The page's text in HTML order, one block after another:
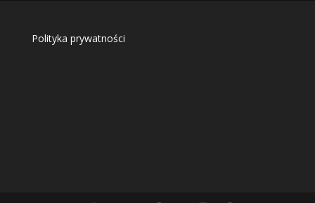
Polityka prywatności